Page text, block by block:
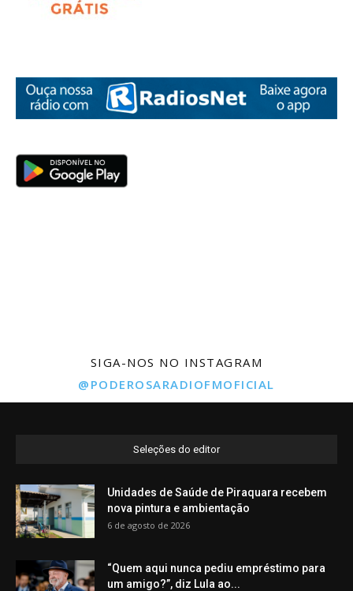
SIGA-NOS NO INSTAGRAM
@PODEROSARADIOFMOFICIAL
Seleções do editor
Unidades de Saúde de Piraquara recebem
nova pintura e ambientação
6 de agosto de 2026
“Quem aqui nunca pediu empréstimo para
um amigo?”, diz Lula ao...